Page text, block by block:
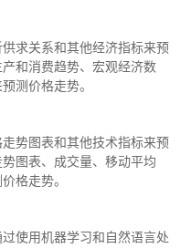
求关系和其他经济指标来预
和消费趋势、宏观经济数
测价格走势。
势图表和其他技术指标来预
图表、成交量、移动平均
格走势。
使用机器学习和自然语言处